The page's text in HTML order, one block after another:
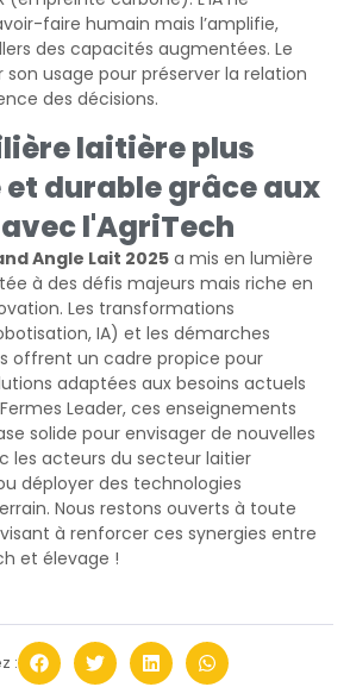
faire humain mais l’amplifie,
des capacités augmentées. Le
son usage pour préserver la relation
des décisions.
laitière plus
durable grâce aux
l'AgriTech
Angle Lait 2025 a mis en lumière
à des défis majeurs mais riche en
Les transformations
IA) et les démarches
offrent un cadre propice pour
adaptées aux besoins actuels
Leader, ces enseignements
solide pour envisager de nouvelles
les acteurs du secteur laitier
déployer des technologies
Nous restons ouverts à toute
à renforcer ces synergies entre
et élevage !
: